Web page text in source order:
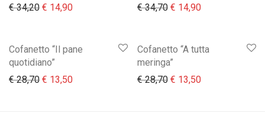
€34,20 Il prezzo originale era: € 34,20.
€ 14,90Il prezzo attuale è: € 14,90.
€34,70 Il prezzo originale era:
€ 14,90Il prezzo
Cofanetto “Il pane
quotidiano”
€28,70 Il prezzo originale era: € 28,70.
€ 13,50Il prezzo attuale è: € 13,50.
Cofanetto “A tutta
meringa”
€28,70 Il prezzo originale era:
€ 13,50Il prezzo